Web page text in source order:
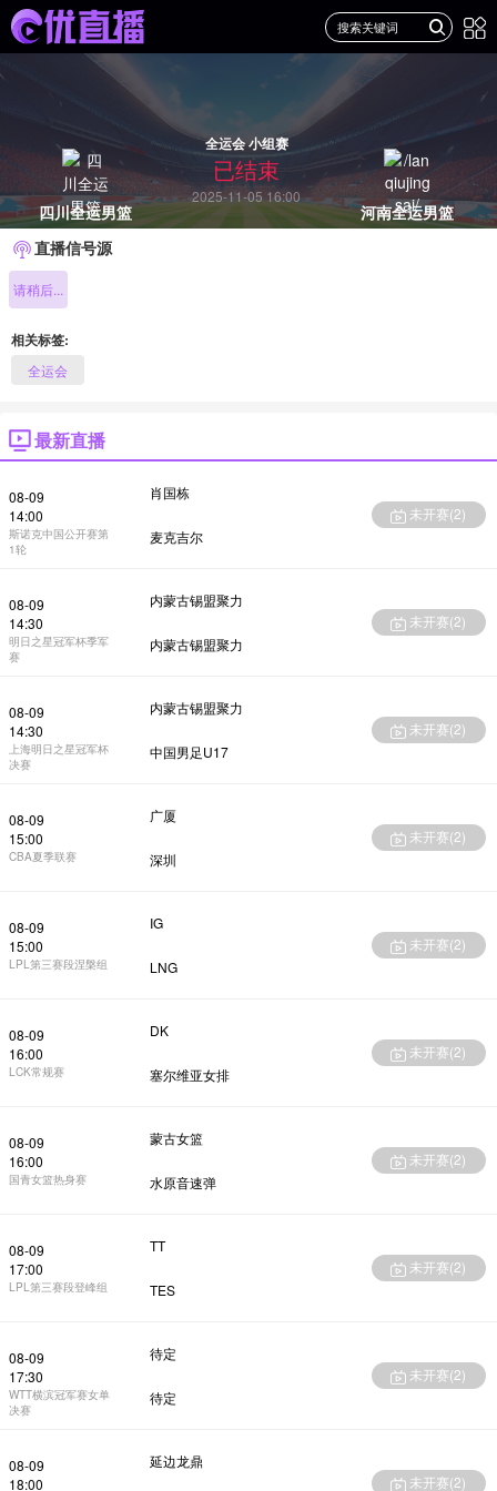
四川全运男篮
全运会 小组赛
已结束
2025-11-05 16:00
河南全运男篮
直播信号源
请稍后...
相关标签:
全运会
最新直播
08-09
14:00
斯诺克中国公开赛第
1轮
肖国栋
麦克吉尔
未开赛(2)
08-09
14:30
明日之星冠军杯季军
赛
内蒙古锡盟聚力
内蒙古锡盟聚力
未开赛(2)
08-09
14:30
上海明日之星冠军杯
决赛
内蒙古锡盟聚力
中国男足U17
未开赛(2)
08-09
15:00
CBA夏季联赛
广厦
深圳
未开赛(2)
08-09
15:00
LPL第三赛段涅槃组
IG
LNG
未开赛(2)
08-09
16:00
LCK常规赛
DK
塞尔维亚女排
未开赛(2)
08-09
16:00
国青女篮热身赛
蒙古女篮
水原音速弹
未开赛(2)
08-09
17:00
LPL第三赛段登峰组
TT
TES
未开赛(2)
08-09
17:30
WTT横滨冠军赛女单
决赛
待定
待定
未开赛(2)
08-09
18:00
延边龙鼎
未开赛(2)